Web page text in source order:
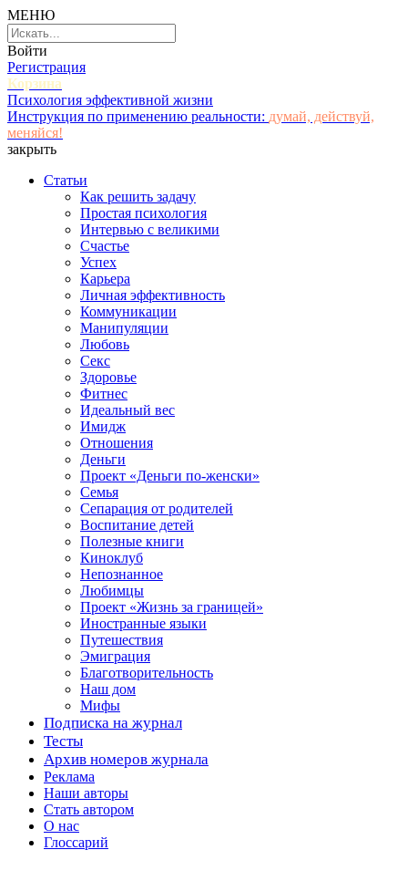
МЕНЮ
Войти
Регистрация
Корзина
Психология эффективной жизни
Инструкция по применению реальности: думай, действуй,
меняйся!
закрыть
Статьи
Как решить задачу
Простая психология
Интервью с великими
Счастье
Успех
Карьера
Личная эффективность
Коммуникации
Манипуляции
Любовь
Секс
Здоровье
Фитнес
Идеальный вес
Имидж
Отношения
Деньги
Проект «Деньги по-женски»
Семья
Сепарация от родителей
Воспитание детей
Полезные книги
Киноклуб
Непознанное
Любимцы
Проект «Жизнь за границей»
Иностранные языки
Путешествия
Эмиграция
Благотворительность
Наш дом
Мифы
Подписка на журнал
Тесты
Архив номеров журнала
Реклама
Наши авторы
Стать автором
О нас
Глоссарий